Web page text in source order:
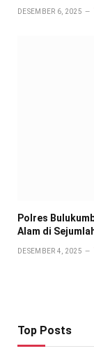
DESEMBER 6, 2025
Polres
Alam di
DESEMBER 4, 2025
Top Posts